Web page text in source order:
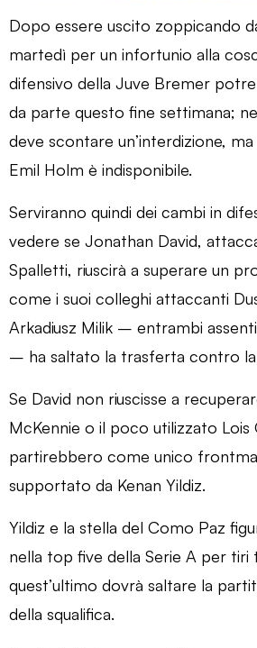
Dopo essere uscito zoppicando
martedì per un infortunio alla
difensivo della Juve Bremer
da parte questo fine settimana;
deve scontare un’interdizione,
Emil Holm è indisponibile.
Serviranno quindi dei cambi in
vedere se Jonathan David,
Spalletti, riuscirà a superare un
come i suoi colleghi attaccanti
Arkadiusz Milik – entrambi
– ha saltato la trasferta contro la
Se David non riuscisse a
McKennie o il poco utilizzato Lois
partirebbero come unico
supportato da Kenan Yildiz.
Yildiz e la stella del Como Paz
nella top five della Serie A per tiri
quest’ultimo dovrà saltare la
della squalifica.